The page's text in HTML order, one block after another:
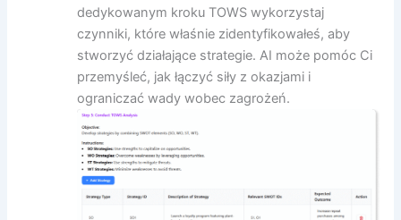
dedykowanym kroku TOWS wykorzystaj
czynniki, które właśnie zidentyfikowałeś, aby
stworzyć działające strategie. AI może pomóc Ci
przemyśleć, jak łączyć siły z okazjami i
ograniczać wady wobec zagrożeń.